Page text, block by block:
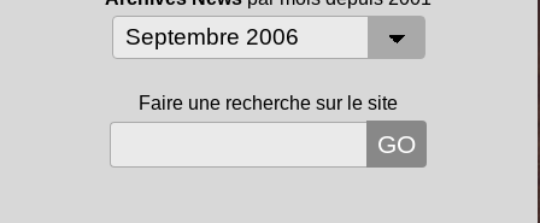
Faire une recherche sur le site